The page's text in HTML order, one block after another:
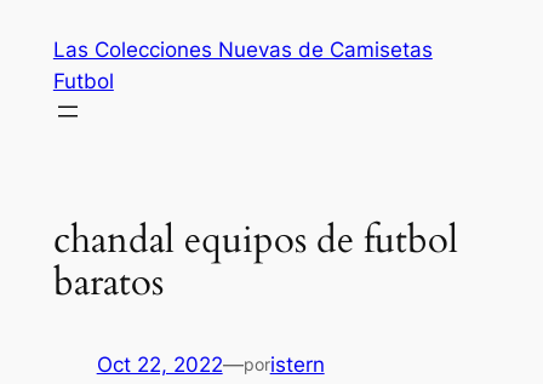
contenido
Las Colecciones Nuevas de Camisetas
Futbol
chandal equipos de futbol
baratos
Oct 22, 2022—poristern